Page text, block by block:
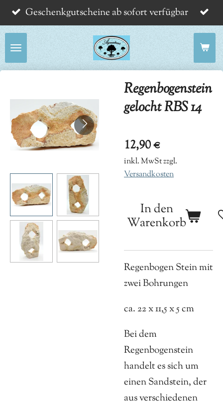
Zum
Hauptinhalt
springen
Geschenkgutscheine ab sofort verfügbar
Regenbogenstein
gelocht RBS 14
12,90 €
inkl. MwSt zzgl.
Versandkosten
In den
Warenkorb
Regenbogen Stein mit
zwei Bohrungen
ca. 22 x 11,5 x 5 cm
Bei dem
Regenbogenstein
handelt es sich um
einen Sandstein, der
aus verschiedenen